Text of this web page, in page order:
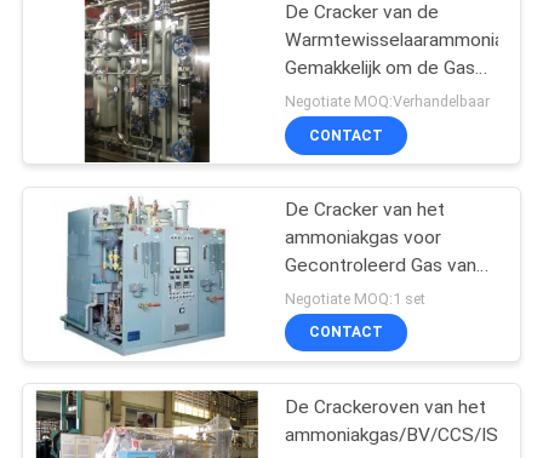
De Generator van de
membraanstikstof
74
Waterstofgenerators
De Cracker van de
Warmtewisselaarammoniak
Gemakkelijk om de Gas
Hoge Veiligheid te
raffineren
Negotiate MOQ:Verhandelbaar
CONTACT
De Cracker van het
ammoniakgas voor
Gecontroleerd Gas van
Elektrische Ovens
Negotiate MOQ:1 set
CONTACT
De Crackeroven van het
ammoniakgas/BV/CCS/ISO/TS